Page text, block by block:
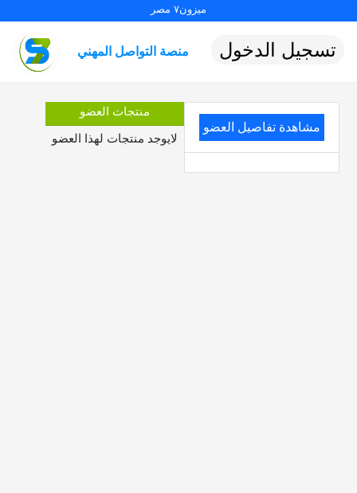
ميزون٧ مصر
منصة التواصل المهني تسجيل الدخول
مشاهدة تفاصيل العضو
منتجات العضو
لايوجد منتجات لهذا العضو